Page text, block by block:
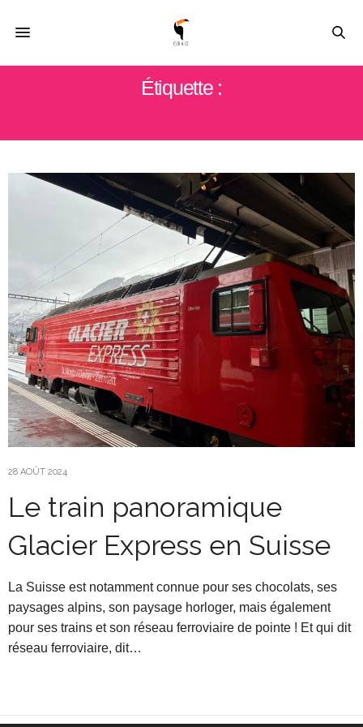
Étiquette :
28 AOÛT 2024
Le train panoramique
Glacier Express en Suisse
La Suisse est notamment connue pour ses chocolats, ses
paysages alpins, son paysage horloger, mais également
pour ses trains et son réseau ferroviaire de pointe ! Et qui dit
réseau ferroviaire, dit…